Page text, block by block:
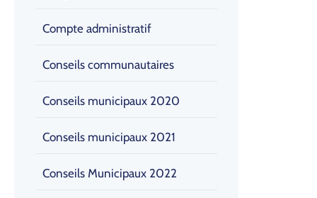
Compte administratif
Conseils communautaires
Conseils municipaux 2020
Conseils municipaux 2021
Conseils Municipaux 2022